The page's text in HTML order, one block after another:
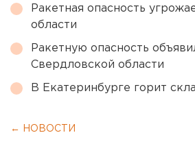
Ракетная опасность
области
Ракетную опасность
Свердловской области
В Екатеринбурге горит
← НОВОСТИ